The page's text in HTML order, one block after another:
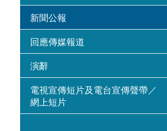
新聞公報
回應傳媒報道
演辭
電視宣傳短片及電台宣傳聲帶／
網上短片